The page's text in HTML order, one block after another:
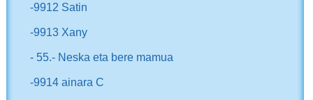
-9912 Satin
-9913 Xany
- 55.- Neska eta bere mamua
-9914 ainara C